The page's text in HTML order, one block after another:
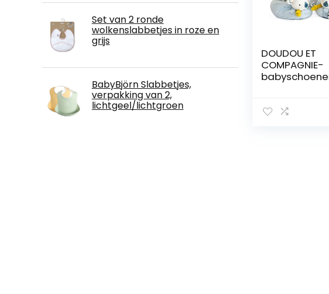
Set van 2 ronde
wolkenslabbetjes in roze en
grijs
BabyBjörn Slabbetjes,
verpakking van 2,
lichtgeel/lichtgroen
DOUDOU ET
COMPAGNIE-
0-6 mois-